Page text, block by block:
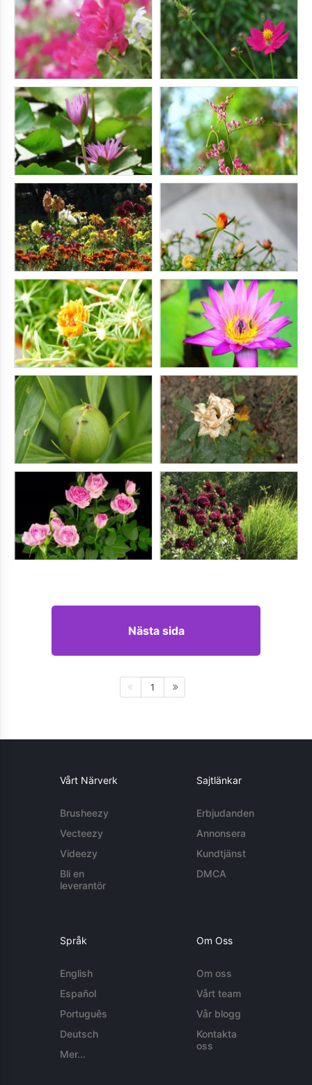
Nästa sida
1
Vårt Närverk
Brusheezy
Vecteezy
Videezy
Bli en
leverantör
Sajtlänkar
Erbjudanden
Annonsera
Kundtjänst
DMCA
Språk
English
Español
Português
Deutsch
Mer...
Om Oss
Om oss
Vårt team
Vår blogg
Kontakta
oss